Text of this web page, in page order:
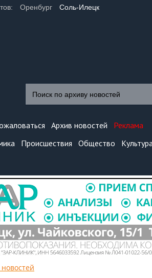
Оренбург Соль-Илецк
Архив новостей
Реклама
Происшествия Общество